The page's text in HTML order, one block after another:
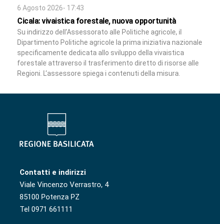
6 Agosto 2026- 17:43
Cicala: vivaistica forestale, nuova opportunità
Su indirizzo dell’Assessorato alle Politiche agricole, il
Dipartimento Politiche agricole la prima iniziativa nazionale
specificamente dedicata allo sviluppo della vivaistica
forestale attraverso il trasferimento diretto di risorse alle
Regioni. L’assessore spiega i contenuti della misura.
Contatti e indirizzi
Viale Vincenzo Verrastro, 4
85100 Potenza PZ
Tel 0971 661111